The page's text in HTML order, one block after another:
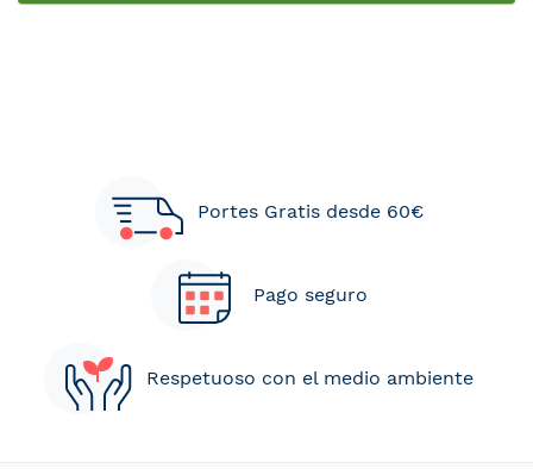
Portes Gratis desde 60€
Pago seguro
Respetuoso con el medio ambiente